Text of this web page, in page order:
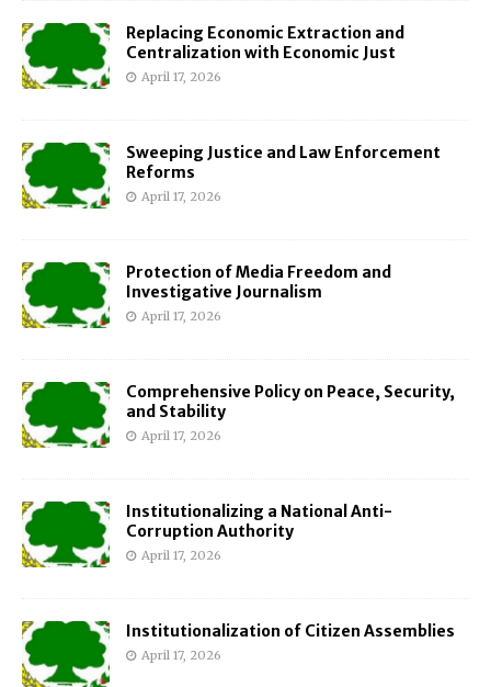
Replacing Economic Extraction and
Centralization with Economic Just
April 17, 2026
Sweeping Justice and Law Enforcement
Reforms
April 17, 2026
Protection of Media Freedom and
Investigative Journalism
April 17, 2026
Comprehensive Policy on Peace, Security,
and Stability
April 17, 2026
Institutionalizing a National Anti-
Corruption Authority
April 17, 2026
Institutionalization of Citizen Assemblies
April 17, 2026